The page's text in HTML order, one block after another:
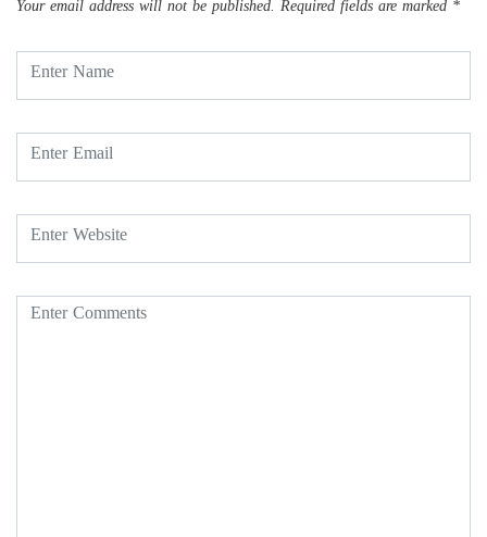
Your email address will not be published. Required fields are marked *